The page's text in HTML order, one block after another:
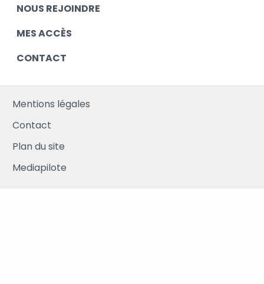
NOUS REJOINDRE
MES ACCÈS
CONTACT
Mentions légales
Contact
Plan du site
Mediapilote